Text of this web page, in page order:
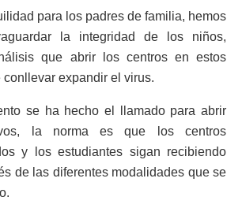
para los padres de familia, hemos
la integridad de los niños,
que abrir los centros en estos
conllevar expandir el virus.
se ha hecho el llamado para abrir
la norma es que los centros
y los estudiantes sigan recibiendo
de las diferentes modalidades que se